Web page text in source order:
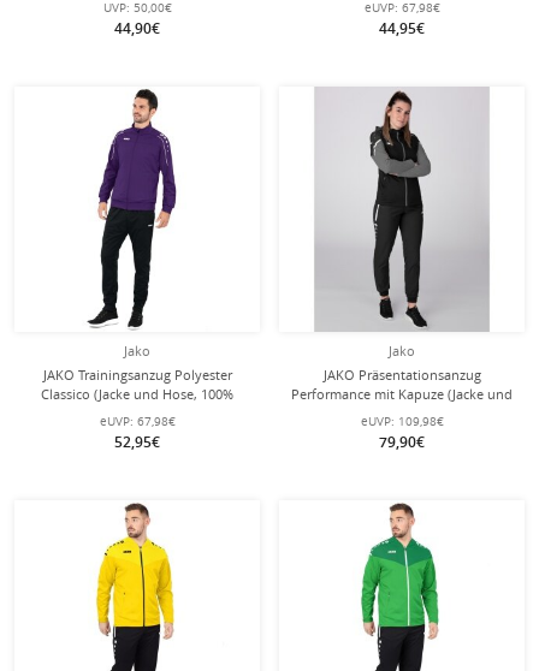
UVP: 50,00€
44,90€
eUVP: 67,98€
44,95€
Jako
JAKO Trainingsanzug Polyester
Classico (Jacke und Hose, 100%
Polyester) lila/schwarz Herren
eUVP: 67,98€
52,95€
Jako
JAKO Präsentationsanzug
Performance mit Kapuze (Jacke und
Hose) schwarz/anthrazitgrau Damen
eUVP: 109,98€
79,90€